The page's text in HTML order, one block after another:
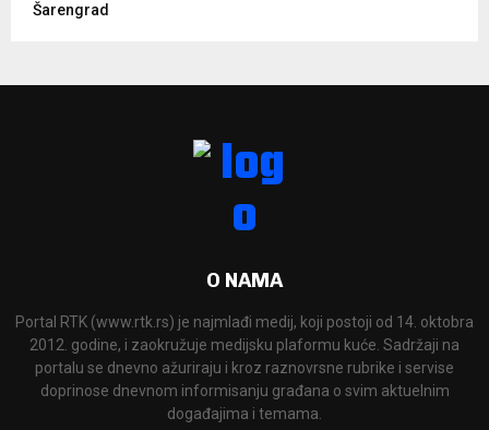
Šarengrad
O NAMA
Portal RTK (www.rtk.rs) je najmlađi medij, koji postoji od 14. oktobra
2012. godine, i zaokružuje medijsku plaformu kuće. Sadržaji na
portalu se dnevno ažuriraju i kroz raznovrsne rubrike i servise
doprinose dnevnom informisanju građana o svim aktuelnim
događajima i temama.